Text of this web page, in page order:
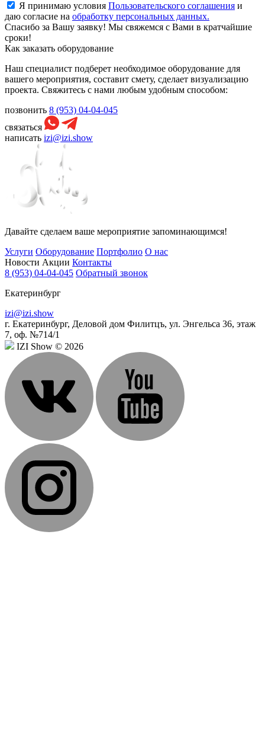
Я принимаю условия Пользовательского соглашения и
даю согласие на обработку персональных данных.
Спасибо за Вашу заявку! Мы свяжемся с Вами в кратчайшие
сроки!
Как заказать оборудование
Наш специалист подберет необходимое оборудование для
вашего мероприятия, составит смету, сделает визуализацию
проекта. Свяжитесь с нами любым удобным способом:
позвонить 8 (953) 04-04-045
связаться
написать izi@izi.show
Давайте сделаем ваше мероприятие запоминающимся!
Услуги Оборудование Портфолио О нас
Новости Акции Контакты
8 (953) 04-04-045 Обратный звонок
Екатеринбург
izi@izi.show
г. Екатеринбург, Деловой дом Филитцъ, ул. Энгельса 36, этаж
7, оф. №714/1
IZI Show © 2026